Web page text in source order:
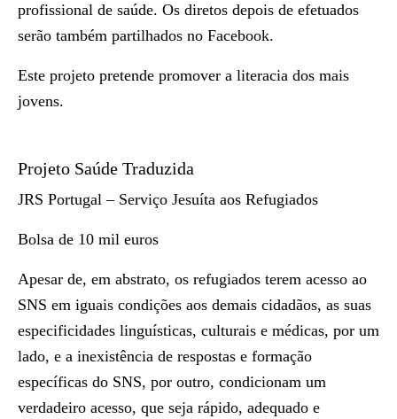
profissional de saúde. Os diretos depois de efetuados
serão também partilhados no Facebook.
Este projeto pretende promover a literacia dos mais
jovens.
Projeto Saúde Traduzida
JRS Portugal – Serviço Jesuíta aos Refugiados
Bolsa de 10 mil euros
Apesar de, em abstrato, os refugiados terem acesso ao
SNS em iguais condições aos demais cidadãos, as suas
especificidades linguísticas, culturais e médicas, por um
lado, e a inexistência de respostas e formação
específicas do SNS, por outro, condicionam um
verdadeiro acesso, que seja rápido, adequado e